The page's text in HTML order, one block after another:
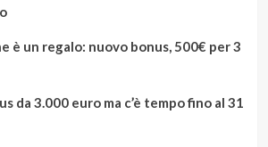
è un regalo: nuovo bonus, 500€ per 3
da 3.000 euro ma c’è tempo fino al 31